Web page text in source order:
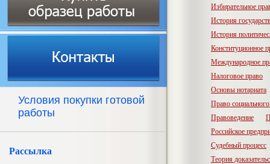
Условия покупки готовой
работы
Рассылка
Избирательное
История
История
Конституционное
Международное
Налоговое право
Основы нотариата
Право
Правоведение
Российское
Судебный процесс
Теория